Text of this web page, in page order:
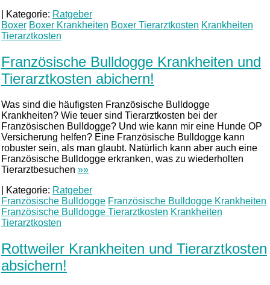
Kategorie: Ratgeber
Boxer Boxer Krankheiten Boxer Tierarztkosten Krankheiten
Tierarztkosten
Französische Bulldogge Krankheiten und
Tierarztkosten abichern!
Was sind die häufigsten Französische Bulldogge
Krankheiten? Wie teuer sind Tierarztkosten bei der
Französischen Bulldogge? Und wie kann mir eine Hunde OP
Versicherung helfen? Eine Französische Bulldogge kann
robuster sein, als man glaubt. Natürlich kann aber auch eine
Französische Bulldogge erkranken, was zu wiederholten
Tierarztbesuchen »»
Kategorie: Ratgeber
Französische Bulldogge Französische Bulldogge Krankheiten
Französische Bulldogge Tierarztkosten Krankheiten
Tierarztkosten
Rottweiler Krankheiten und Tierarztkosten
absichern!